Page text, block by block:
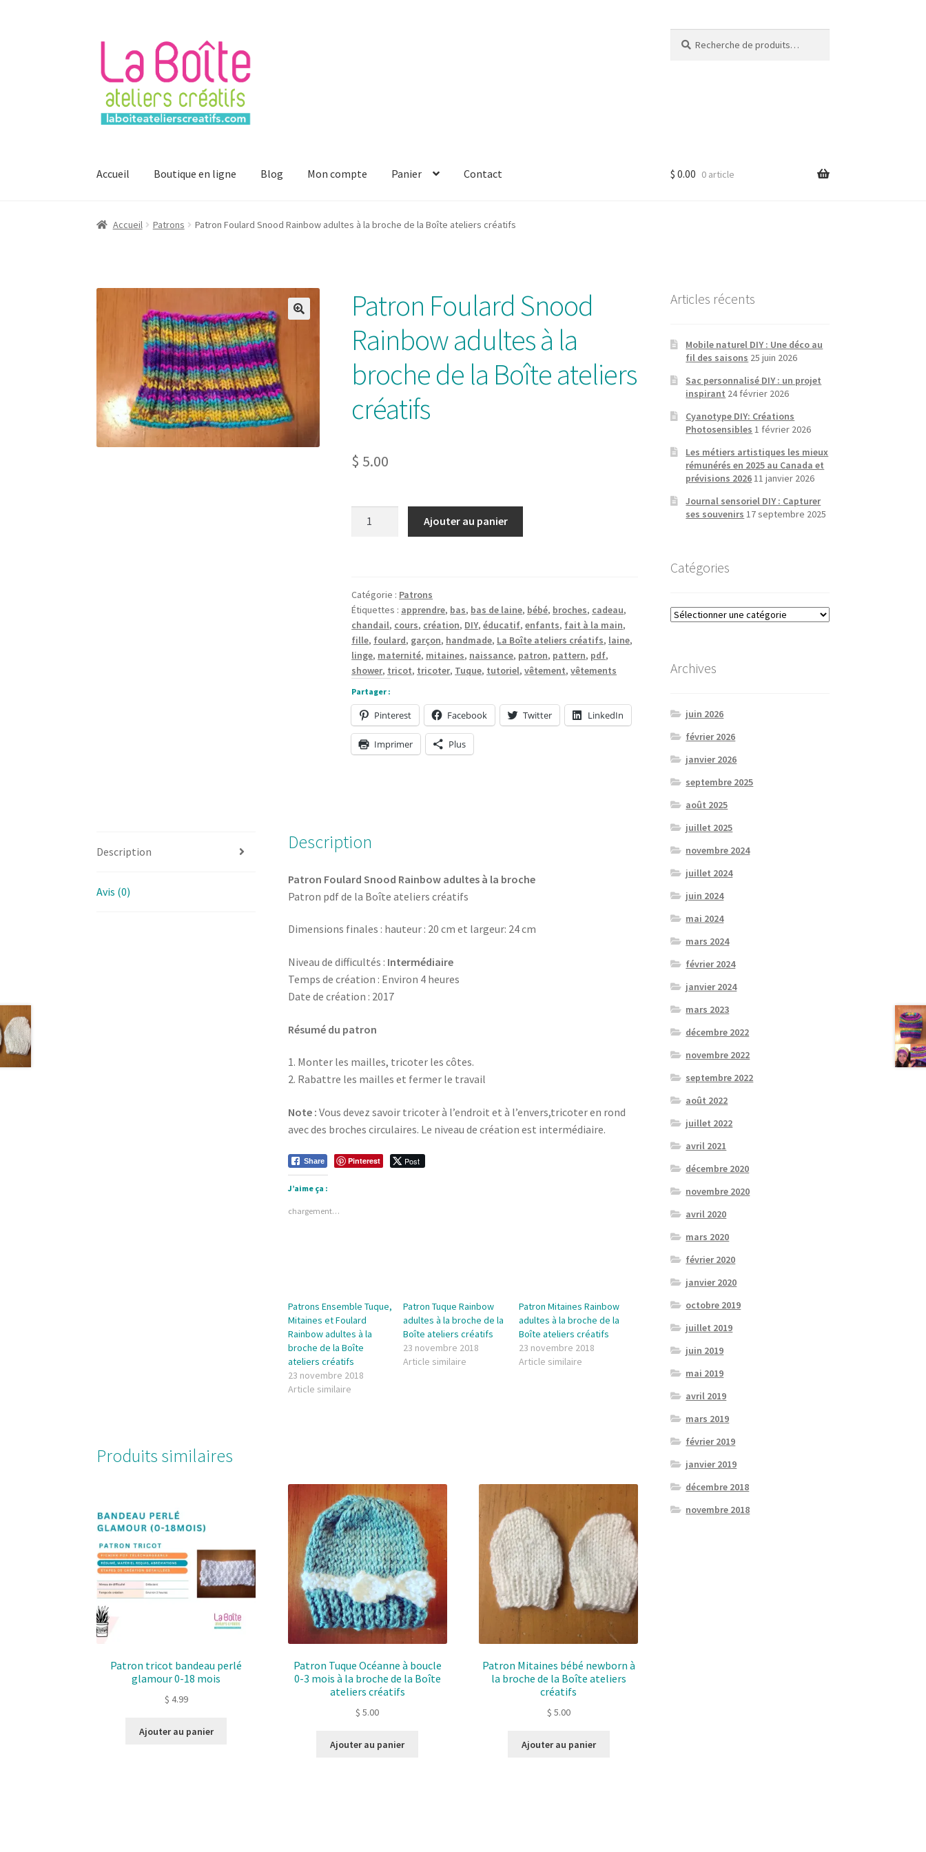
la
navigation
contenu
pour :
Accueil Boutique en ligne Blog Mon compte Panier Contact
Accueil Account Password Reset Register Solde de la carte-cadeau Boutique en ligne
$ 0.00 0 article
Accueil Patrons Patron Foulard Snood Rainbow adultes à la broche de la Boîte ateliers créatifs
Patron Foulard Snood
Rainbow adultes à la
broche de la Boîte ateliers
créatifs
$ 5.00
adultes
à
la
broche
de
la
Boîte
ateliers
créatifs
Ajouter au panier
Catégorie : Patrons
Étiquettes : apprendre, bas, bas de laine, bébé, broches, cadeau,
chandail, cours, création, DIY,éducatif,enfants, fait à la main,
fille, foulard, garçon, handmade, La Boîte ateliers créatifs, laine,
linge, maternité, mitaines, naissance, patron, pattern, pdf,
shower, tricot, tricoter, Tuque, tutoriel,vêtement,vêtements
Partager :
Pinterest Facebook Twitter LinkedIn
Imprimer Plus
Description
Avis (0)
Description
Patron Foulard Snood Rainbow adultes à la broche
Patron pdf de la Boîte ateliers créatifs
Dimensions finales : hauteur : 20 cm et largeur: 24 cm
Niveau de difficultés : Intermédiaire
Temps de création : Environ 4 heures
Date de création : 2017
Résumé du patron
1. Monter les mailles, tricoter les côtes.
2. Rabattre les mailles et fermer le travail
Note : Vous devez savoir tricoter à l’endroit et à l’envers,tricoter en rond
avec des broches circulaires. Le niveau de création est intermédiaire.
Share Pinterest Post
J’aime ça :
chargement…
Patrons Ensemble Tuque,
Mitaines et Foulard
Rainbow adultes à la
broche de la Boîte
ateliers créatifs
23 novembre 2018
Article similaire
Patron Tuque Rainbow
adultes à la broche de la
Boîte ateliers créatifs
23 novembre 2018
Article similaire
Patron Mitaines Rainbow
adultes à la broche de la
Boîte ateliers créatifs
23 novembre 2018
Article similaire
Produits similaires
Patron tricot bandeau perlé
glamour 0-18 mois
$ 4.99
Ajouter au panier
Patron Tuque Océanne à boucle
0-3 mois à la broche de la Boîte
ateliers créatifs
$ 5.00
Ajouter au panier
Patron Mitaines bébé newborn à
la broche de la Boîte ateliers
créatifs
$ 5.00
Ajouter au panier
Articles récents
Mobile naturel DIY : Une déco au
fil des saisons 25 juin 2026
Sac personnalisé DIY : un projet
inspirant 24 février 2026
Cyanotype DIY: Créations
Photosensibles 1 février 2026
Les métiers artistiques les mieux
rémunérés en 2025 au Canada et
prévisions 202611 janvier 2026
Journal sensoriel DIY : Capturer
ses souvenirs 17 septembre 2025
Catégories
Catégories
Archives
juin 2026
février 2026
janvier 2026
septembre 2025
août 2025
juillet 2025
novembre 2024
juillet 2024
juin 2024
mai 2024
mars 2024
février 2024
janvier 2024
mars 2023
décembre 2022
novembre 2022
septembre 2022
août 2022
juillet 2022
avril 2021
décembre 2020
novembre 2020
avril 2020
mars 2020
février 2020
janvier 2020
octobre 2019
juillet 2019
juin 2019
mai 2019
avril 2019
mars 2019
février 2019
janvier 2019
décembre 2018
novembre 2018